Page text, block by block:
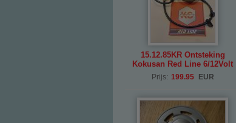
15.12.85KR Ontsteking
Kokusan Red Line 6/12Volt
Prijs: 199.95 EUR